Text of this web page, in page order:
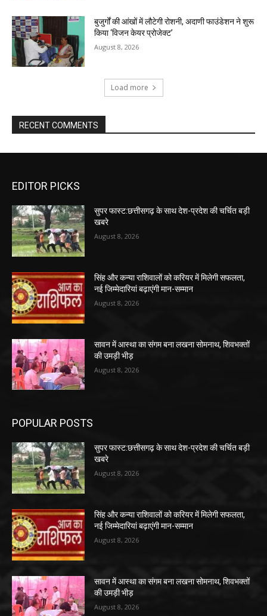
बुजुर्गों की आंखों में लौटेगी रोशनी, अदाणी फाउंडेशन ने शुरू
किया ‘विजन केयर प्रोजेक्ट’
August 8, 2026
Load more
RECENT COMMENTS
EDITOR PICKS
सुपर फास्ट:छत्तीसगढ़ के साथ देश-प्रदेश की चर्चित बड़ी
खबरे
August 8, 2026
सिंह और कन्या राशिवालों को करियर में मिलेगी सफलता,
नई जिम्मेदारियां बढ़ाएंगी मान-सम्मान
August 8, 2026
सावन में आस्था का संगम बना लखना सोमनाथ, शिवभक्तों
की उमड़ी भीड़
August 8, 2026
POPULAR POSTS
सुपर फास्ट:छत्तीसगढ़ के साथ देश-प्रदेश की चर्चित बड़ी
खबरे
August 8, 2026
सिंह और कन्या राशिवालों को करियर में मिलेगी सफलता,
नई जिम्मेदारियां बढ़ाएंगी मान-सम्मान
August 8, 2026
सावन में आस्था का संगम बना लखना सोमनाथ, शिवभक्तों
की उमड़ी भीड़
August 8, 2026